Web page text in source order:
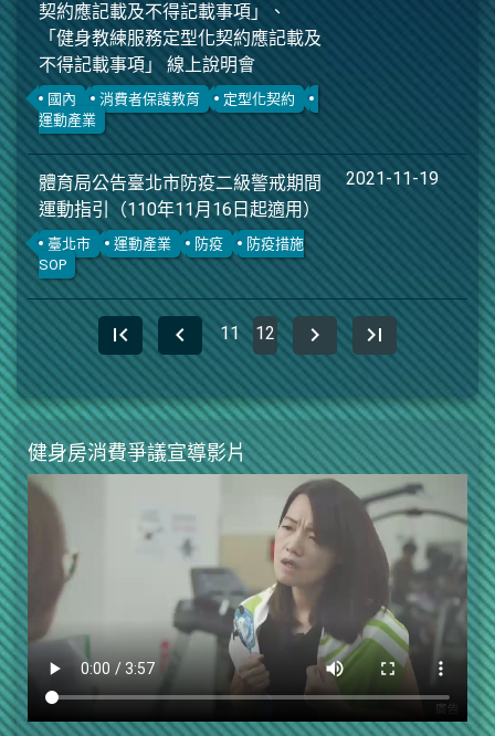
契約應記載及不得記載事項」、
「健身教練服務定型化契約應記載及
不得記載事項」 線上說明會
國內 消費者保護教育
定型化契約
運動產業
體育局公告臺北市防疫二級警戒期間
運動指引（110年11月16日起適用）
臺北市 運動產業 防疫
防疫措施
SOP
2021-11-19
first_page chevron_left 11 12 chevron_right last_page
健身房消費爭議宣導影片